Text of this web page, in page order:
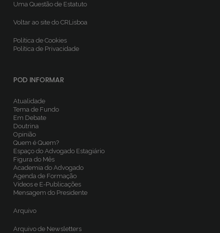
Uma Questão de Estatuto
Voltar ao site do CRLisboa
Política de Cookies
Política de Privacidade
POD INFORMAR
Atualidade
Tema de Fundo
Em Debate
Doutrina
Opinião
Quem é Quem?
Espaço do Advogado Estagiário
Figura do Mês
Academia do Advogado
Agenda de Formação
Vídeos e E-Publicações
Mensagem do Presidente
Arquivo
Arquivo de Newsletters